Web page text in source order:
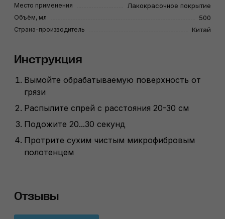
Место применения Лакокрасочное покрытие
Объём, мл 500
Страна-производитель Китай
Инструкция
Вымойте обрабатываемую поверхность от
грязи
Распылите спрей с расстояния 20-30 см
Подожите 20...30 секунд
Протрите сухим чистым микрофибровым
полотенцем
Отзывы